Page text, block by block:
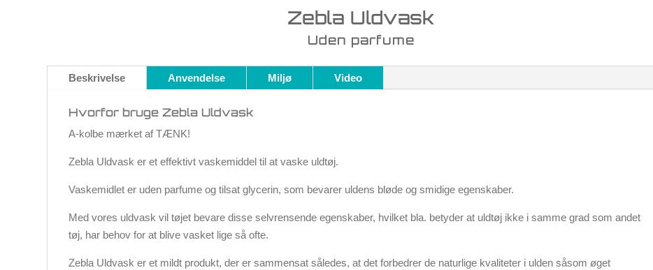
Zebla Uldvask
Uden parfume
Beskrivelse Anvendelse Miljø Video
Hvorfor bruge Zebla Uldvask
A-kolbe mærket af TÆNK!
Zebla Uldvask er et effektivt vaskemiddel til at vaske uldtøj.
Vaskemidlet er uden parfume og tilsat glycerin, som bevarer uldens bløde og smidige egenskaber.
Med vores uldvask vil tøjet bevare disse selvrensende egenskaber, hvilket bla. betyder at uldtøj ikke i samme grad som andet
tøj, har behov for at blive vasket lige så ofte.
Zebla Uldvask er et mildt produkt, der er sammensat således, at det forbedrer de naturlige kvaliteter i ulden såsom øget